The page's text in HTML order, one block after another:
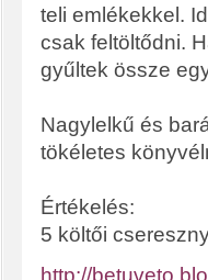
teli emlékekkel.
csak feltöltődni.
gyűltek össze
Nagylelkű és
tökéletes
Értékelés:
5 költői
http://